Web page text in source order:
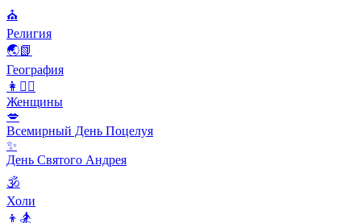
⛪️
Религия
🌏📗
География
👩👱‍♀️
Женщины
💋
Всемирный День Поцелуя
✨
День Святого Андрея
🕉
Холи
👦🏂